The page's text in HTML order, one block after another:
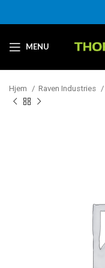
MENU
Hjem Raven Industries